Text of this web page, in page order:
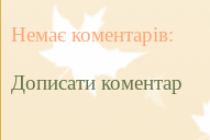
Немає коментарів:
Дописати коментар